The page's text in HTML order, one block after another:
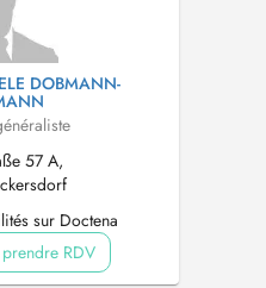
DOBMANN-
57 A,
sur Doctena
RDV